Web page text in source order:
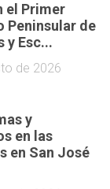
el Primer
Peninsular de
y Esc...
de 2026
y
en las
en San José